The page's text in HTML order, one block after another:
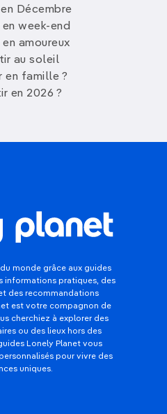
Décembre
week-end
amoureux
au soleil
en famille ?
en 2026 ?
monde grâce aux guides
informations pratiques, des
des recommandations
est votre compagnon de
cherchiez à explorer des
ou des lieux hors des
Lonely Planet vous
pour vivre des
uniques.